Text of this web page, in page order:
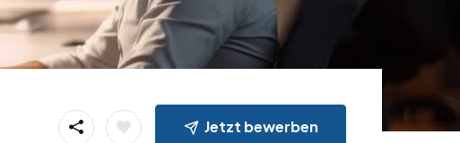
Jetzt bewerben